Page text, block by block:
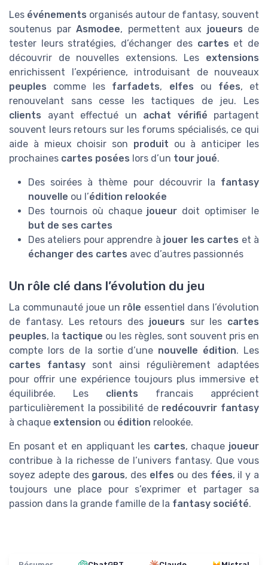
Les événements organisés autour de fantasy, souvent
soutenus par Asmodee, permettent aux joueurs de
tester leurs stratégies, d’échanger des cartes et de
découvrir de nouvelles extensions. Les extensions
enrichissent l’expérience, introduisant de nouveaux
peuples comme les farfadets, elfes ou fées, et
renouvelant sans cesse les tactiques de jeu. Les
clients ayant effectué un achat vérifié partagent
souvent leurs retours sur les forums spécialisés, ce qui
aide à mieux choisir son produit ou à anticiper les
prochaines cartes posées lors d’un tour joué.
Des soirées à thème pour découvrir la fantasy
nouvelle ou l’édition relookée
Des tournois où chaque joueur doit optimiser le
but de ses cartes
Des ateliers pour apprendre à jouer les cartes et à
échanger des cartes avec d’autres passionnés
Un rôle clé dans l’évolution du jeu
La communauté joue un rôle essentiel dans l’évolution
de fantasy. Les retours des joueurs sur les cartes
peuples, la tactique ou les règles, sont souvent pris en
compte lors de la sortie d’une nouvelle édition. Les
cartes fantasy sont ainsi régulièrement adaptées
pour offrir une expérience toujours plus immersive et
équilibrée. Les clients francais apprécient
particulièrement la possibilité de redécouvrir fantasy
à chaque extension ou édition relookée.
En posant et en appliquant les cartes, chaque joueur
contribue à la richesse de l’univers fantasy. Que vous
soyez adepte des garous, des elfes ou des fées, il y a
toujours une place pour s’exprimer et partager sa
passion dans la grande famille de la fantasy société.